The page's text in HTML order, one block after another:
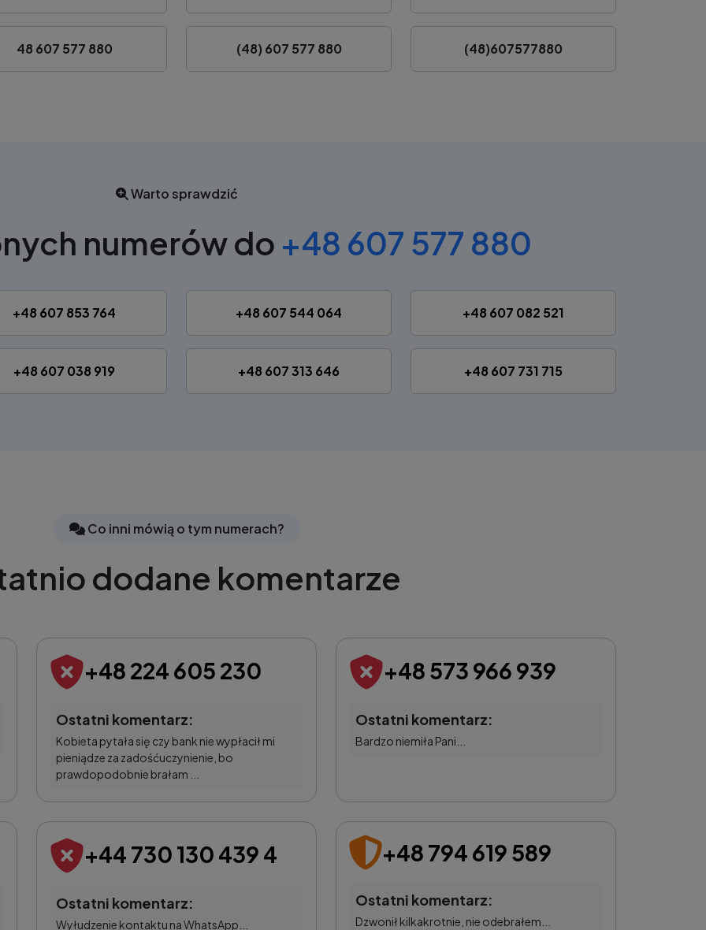
48 607 577 880 (48) 607 577 880 (48)607577880
Warto sprawdzić
numerów do +48 607 577 880
+48 607 853 764 +48 607 544 064 +48 607 082 521
+48 607 038 919 +48 607 313 646 +48 607 731 715
Co inni mówią o tym numerach?
dodane komentarze
+48 224 605 230
Ostatni komentarz:
Kobieta pytała się czy bank nie wypłacił mi
pieniądze za zadośćuczynienie, bo
prawdopodobnie brałam ...
+48 573 966 939
Ostatni komentarz:
Bardzo niemiła Pani...
+44 730 130 439 4
Ostatni komentarz:
Wyłudzenie kontaktu na WhatsApp...
+48 794 619 589
Ostatni komentarz:
Dzwonił kilkakrotnie, nie odebrałem...